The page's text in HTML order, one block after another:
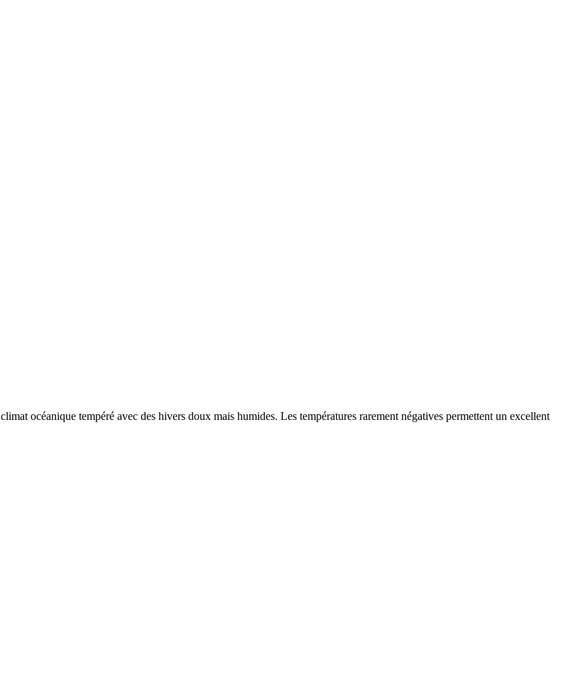
climat océanique tempéré avec des hivers doux mais humides. Les températures rarement négatives permettent un excellent